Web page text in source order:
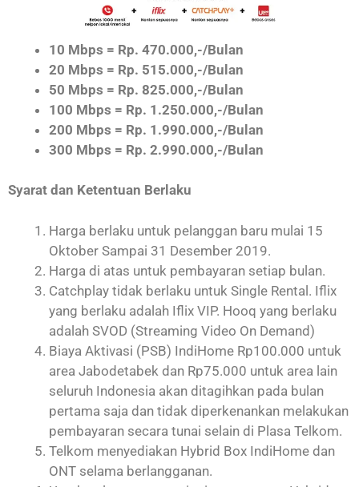
10 Mbps = Rp. 470.000,-/Bulan
20 Mbps = Rp. 515.000,-/Bulan
50 Mbps = Rp. 825.000,-/Bulan
100 Mbps = Rp. 1.250.000,-/Bulan
200 Mbps = Rp. 1.990.000,-/Bulan
300 Mbps = Rp. 2.990.000,-/Bulan
Syarat dan Ketentuan Berlaku
Harga berlaku untuk pelanggan baru mulai 15
Oktober Sampai 31 Desember 2019.
Harga di atas untuk pembayaran setiap bulan.
Catchplay tidak berlaku untuk Single Rental. Iflix
yang berlaku adalah Iflix VIP. Hooq yang berlaku
adalah SVOD (Streaming Video On Demand)
Biaya Aktivasi (PSB) IndiHome Rp100.000 untuk
area Jabodetabek dan Rp75.000 untuk area lain
seluruh Indonesia akan ditagihkan pada bulan
pertama saja dan tidak diperkenankan melakukan
pembayaran secara tunai selain di Plasa Telkom.
Telkom menyediakan Hybrid Box IndiHome dan
ONT selama berlangganan.